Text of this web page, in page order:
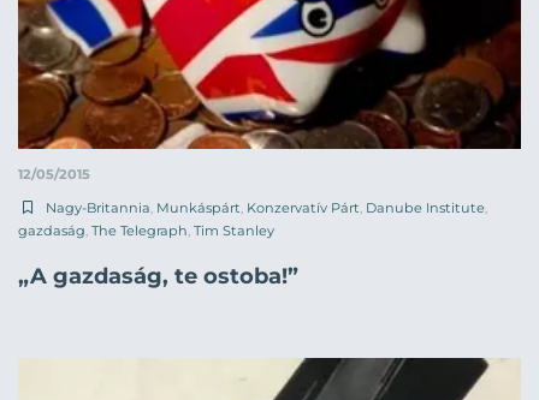
12/05/2015
Nagy-Britannia, Munkáspárt, Konzervatív Párt, Danube Institute,
gazdaság, The Telegraph, Tim Stanley
„A gazdaság, te ostoba!”